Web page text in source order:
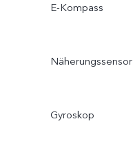
E-Kompass
Näherungssensor
Gyroskop